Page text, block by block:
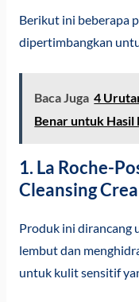
Berikut ini beberapa
dipertimbangkan
Baca Juga 4
Benar untuk Hasil
1. La Roche-
Cleansing
Produk ini dirancang
lembut dan
untuk kulit sensitif